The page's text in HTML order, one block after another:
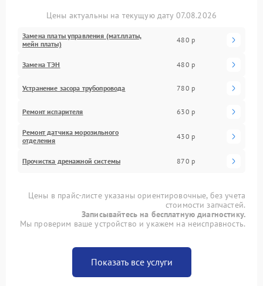
Цены актуальны на текущую дату 07.08.2026
Замена платы управления (мат.платы,
мейн платы)
480 р
Замена ТЭН 480 р
Устранение засора трубопровода 780 р
Ремонт испарителя 630 р
Ремонт датчика морозильного
отделения
430 р
Прочистка дренажной системы 870 р
Цены в прайс-листе указаны ориентировочные, без учета
стоимости запчастей.
Записывайтесь на бесплатную диагностику.
Мы проверим ваше устройство и укажем на неисправность.
Показать все услуги